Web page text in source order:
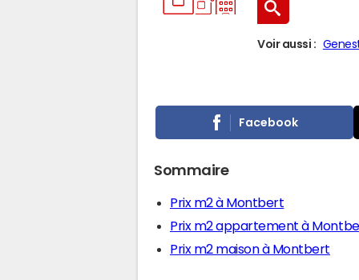
Voir aussi :
Facebook
Sommaire
Prix m2 à Montbert
Prix m2 appartement à
Prix m2 maison à Montbert